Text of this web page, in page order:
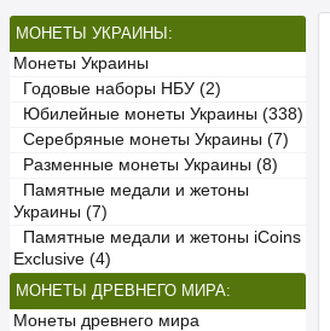
МОНЕТЫ УКРАИНЫ:
Монеты Украины
Годовые наборы НБУ (2)
Юбилейные монеты Украины (338)
Серебряные монеты Украины (7)
Разменные монеты Украины (8)
Памятные медали и жетоны
Украины (7)
Памятные медали и жетоны iCoins
Exclusive (4)
МОНЕТЫ ДРЕВНЕГО МИРА:
Монеты древнего мира